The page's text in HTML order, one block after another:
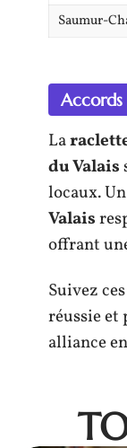
Saumur-
La
du Valais
locaux. Un
Valais
offrant
Suivez
réussie
alliance